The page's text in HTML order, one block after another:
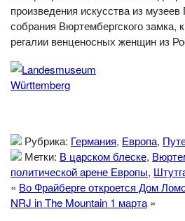
произведения искусства из
собрания Вюртембергского замка,
регалии венценосных женщин из
Рубрика: Германия, Европа,
Метки: В царском блеске,
политической арене Европы,
« Во Фрайберге откроется Дом
NRJ in The Mountain 1 марта »